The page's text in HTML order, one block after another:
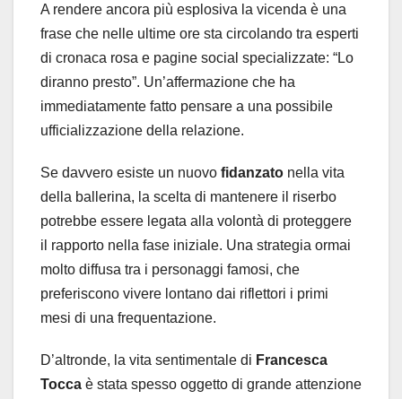
A rendere ancora più esplosiva la vicenda è una
frase che nelle ultime ore sta circolando tra esperti
di cronaca rosa e pagine social specializzate: “Lo
diranno presto”. Un’affermazione che ha
immediatamente fatto pensare a una possibile
ufficializzazione della relazione.
Se davvero esiste un nuovo fidanzato nella vita
della ballerina, la scelta di mantenere il riserbo
potrebbe essere legata alla volontà di proteggere
il rapporto nella fase iniziale. Una strategia ormai
molto diffusa tra i personaggi famosi, che
preferiscono vivere lontano dai riflettori i primi
mesi di una frequentazione.
D’altronde, la vita sentimentale di Francesca
Tocca è stata spesso oggetto di grande attenzione